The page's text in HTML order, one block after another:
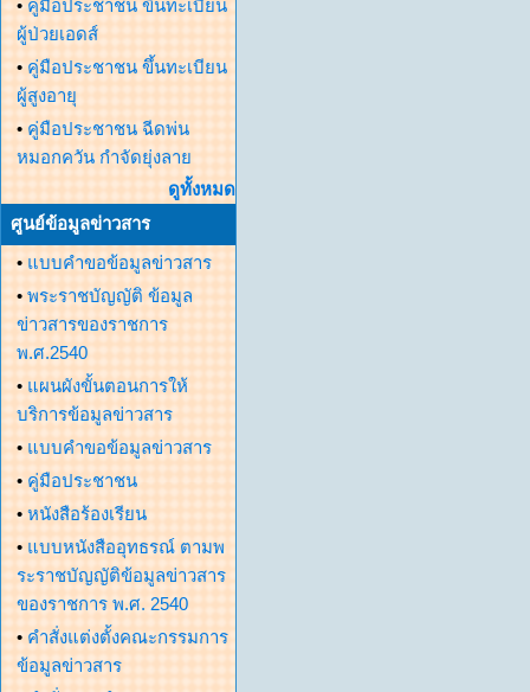
• คู่มือประชาชน ขึ้นทะเบียน
ผู้ป่วยเอดส์
• คู่มือประชาชน ขึ้นทะเบียน
ผู้สูงอายุ
• คู่มือประชาชน ฉีดพ่น
หมอกควัน กำจัดยุ่งลาย
ดูทั้งหมด
ศูนย์ข้อมูลข่าวสาร
• แบบคำขอข้อมูลข่าวสาร
• พระราชบัญญัติ ข้อมูล
ข่าวสารของราชการ
พ.ศ.2540
• แผนผังขั้นตอนการให้
บริการข้อมูลข่าวสาร
• แบบคำขอข้อมูลข่าวสาร
• คู่มือประชาชน
• หนังสือร้องเรียน
• แบบหนังสืออุทธรณ์ ตามพ
ระราชบัญญัติข้อมูลข่าวสาร
ของราชการ พ.ศ. 2540
• คำสั่งแต่งตั้งคณะกรรมการ
ข้อมูลข่าวสาร